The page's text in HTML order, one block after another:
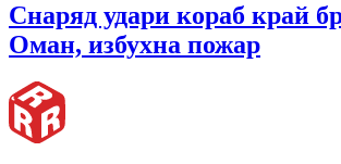
Снаряд удари кораб край
Оман, избухна пожар